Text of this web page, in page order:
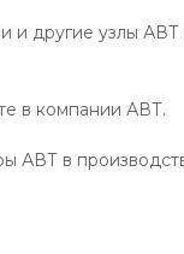
и другие узлы
в компании АВТ.
АВТ в